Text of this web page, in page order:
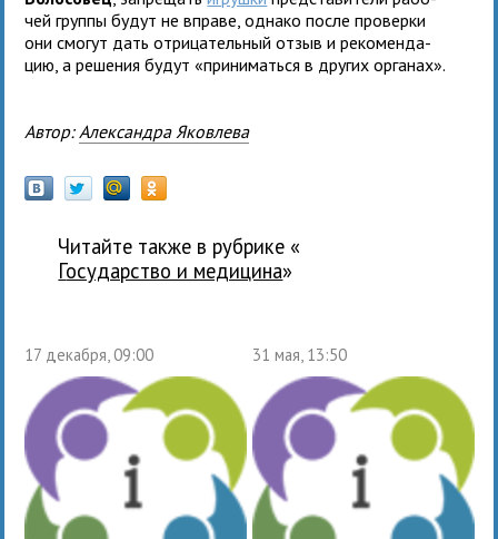
чей группы будут не вправе, однако после про­верки
они смо­гут дать отри­ца­тель­ный отзыв и реко­мен­да­
цию, а реше­ния будут «при­ни­маться в дру­гих органах».
Автор: Александра Яковлева
Читайте также в рубрике «
государство и медицина»
17 декабря, 09:00 31 мая, 13:50